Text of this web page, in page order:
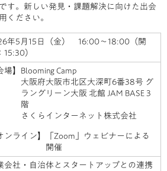
す。新しい発見・課題解決に向けた出会
ください。
年5月15日（金） 16:00～18:00（開
15:30）
場】Blooming Camp
大阪府大阪市北区大深町6番38号 グ
ラングリーン大阪 北館 JAM BASE 3
階
さくらインターネット株式会社
ンライン】「Zoom」ウェビナーによる
開催
会社・自治体とスタートアップとの連携